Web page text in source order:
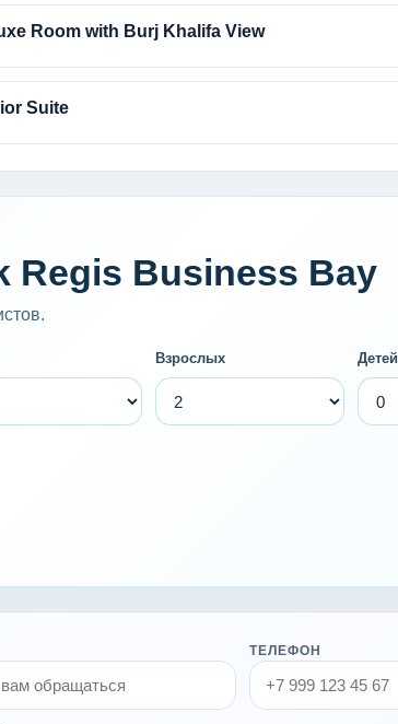
Room with Burj Khalifa View
Suite
Regis Business Bay
Взрослых Детей
ТЕЛЕФОН